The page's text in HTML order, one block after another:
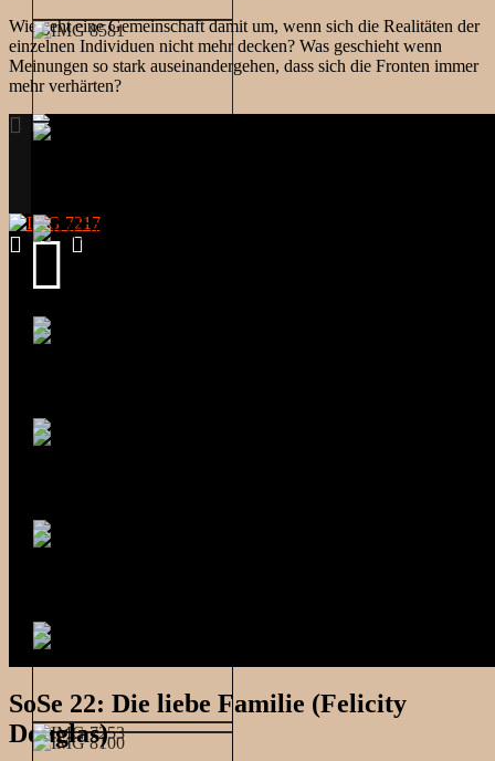
Wie geht eine Gemeinschaft damit um, wenn sich die Realitäten der
einzelnen Individuen nicht mehr decken? Was geschieht wenn
Meinungen so stark auseinandergehen, dass sich die Fronten immer
mehr verhärten?
SoSe 22: Die liebe Familie (Felicity
Douglas)